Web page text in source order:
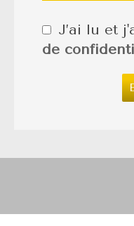
J’ai lu et
de